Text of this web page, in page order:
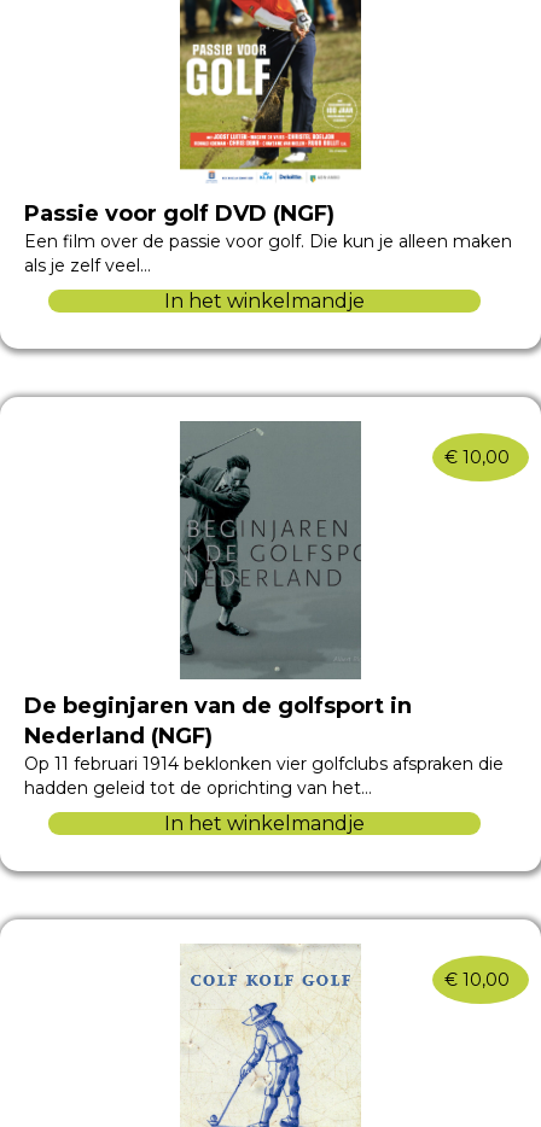
Passie voor golf DVD (NGF)
Een film over de passie voor golf. Die kun je alleen maken
als je zelf veel…
In het winkelmandje
€ 10,00
De beginjaren van de golfsport in
Nederland (NGF)
Op 11 februari 1914 beklonken vier golfclubs afspraken die
hadden geleid tot de oprichting van het…
In het winkelmandje
€ 10,00